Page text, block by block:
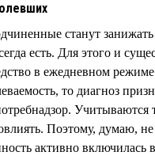
станут
есть. Для этого и
в ежедневном
то диагноз
Учитываются
Поэтому, думаю,
активно включилась